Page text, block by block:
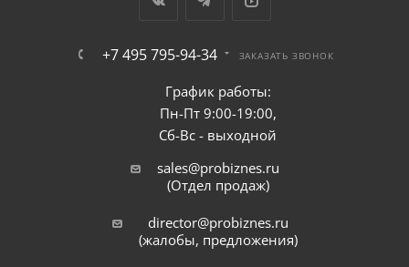
+7 495 795-94-34 ЗАКАЗАТЬ ЗВОНОК
График работы:
Пн-Пт 9:00-19:00,
Сб-Вс - выходной
sales@probiznes.ru
(Отдел продаж)
director@probiznes.ru
(жалобы, предложения)